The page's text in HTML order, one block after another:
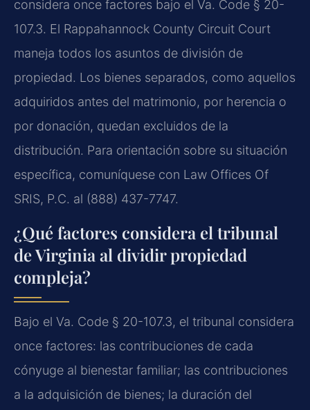
considera once factores bajo el Va. Code § 20-
107.3. El Rappahannock County Circuit Court
maneja todos los asuntos de división de
propiedad. Los bienes separados, como aquellos
adquiridos antes del matrimonio, por herencia o
por donación, quedan excluidos de la
distribución. Para orientación sobre su situación
específica, comuníquese con Law Offices Of
SRIS, P.C. al (888) 437-7747.
¿Qué factores considera el tribunal
de Virginia al dividir propiedad
compleja?
Bajo el Va. Code § 20-107.3, el tribunal considera
once factores: las contribuciones de cada
cónyuge al bienestar familiar; las contribuciones
a la adquisición de bienes; la duración del